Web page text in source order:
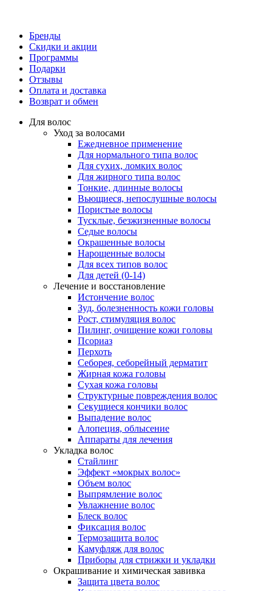
Бренды
Скидки и акции
Программы
Подарки
Отзывы
Оплата и доставка
Возврат и обмен
Для волос
Уход за волосами
Ежедневное применение
Для нормального типа волос
Для сухих, ломких волос
Для жирного типа волос
Тонкие, длинные волосы
Вьющиеся, непослушные волосы
Пористые волосы
Тусклые, безжизненные волосы
Седые волосы
Окрашенные волосы
Нарощенные волосы
Для всех типов волос
Для детей (0-14)
Лечение и восстановление
Истончение волос
Зуд, болезненность кожи головы
Рост, стимуляция волос
Пилинг, очищение кожи головы
Псориаз
Перхоть
Себорея, себорейный дерматит
Жирная кожа головы
Сухая кожа головы
Структурные повреждения волос
Секущиеся кончики волос
Выпадение волос
Алопеция, облысение
Аппараты для лечения
Укладка волос
Стайлинг
Эффект «мокрых волос»
Объем волос
Выпрямление волос
Увлажнение волос
Блеск волос
Фиксация волос
Термозащита волос
Камуфляж для волос
Приборы для стрижки и укладки
Окрашивание и химическая завивка
Защита цвета волос